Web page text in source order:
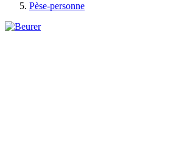
Pèse-personne